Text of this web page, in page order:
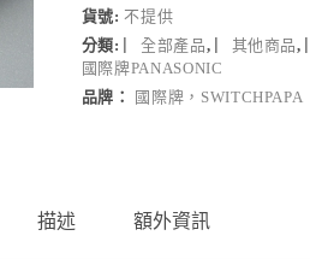
數
量
貨號:不提供
分類:
▏全部產品, ▏其他商品,
國際牌PANASONIC
品牌：
國際牌，SWITCHPAPA
描述 額外資訊